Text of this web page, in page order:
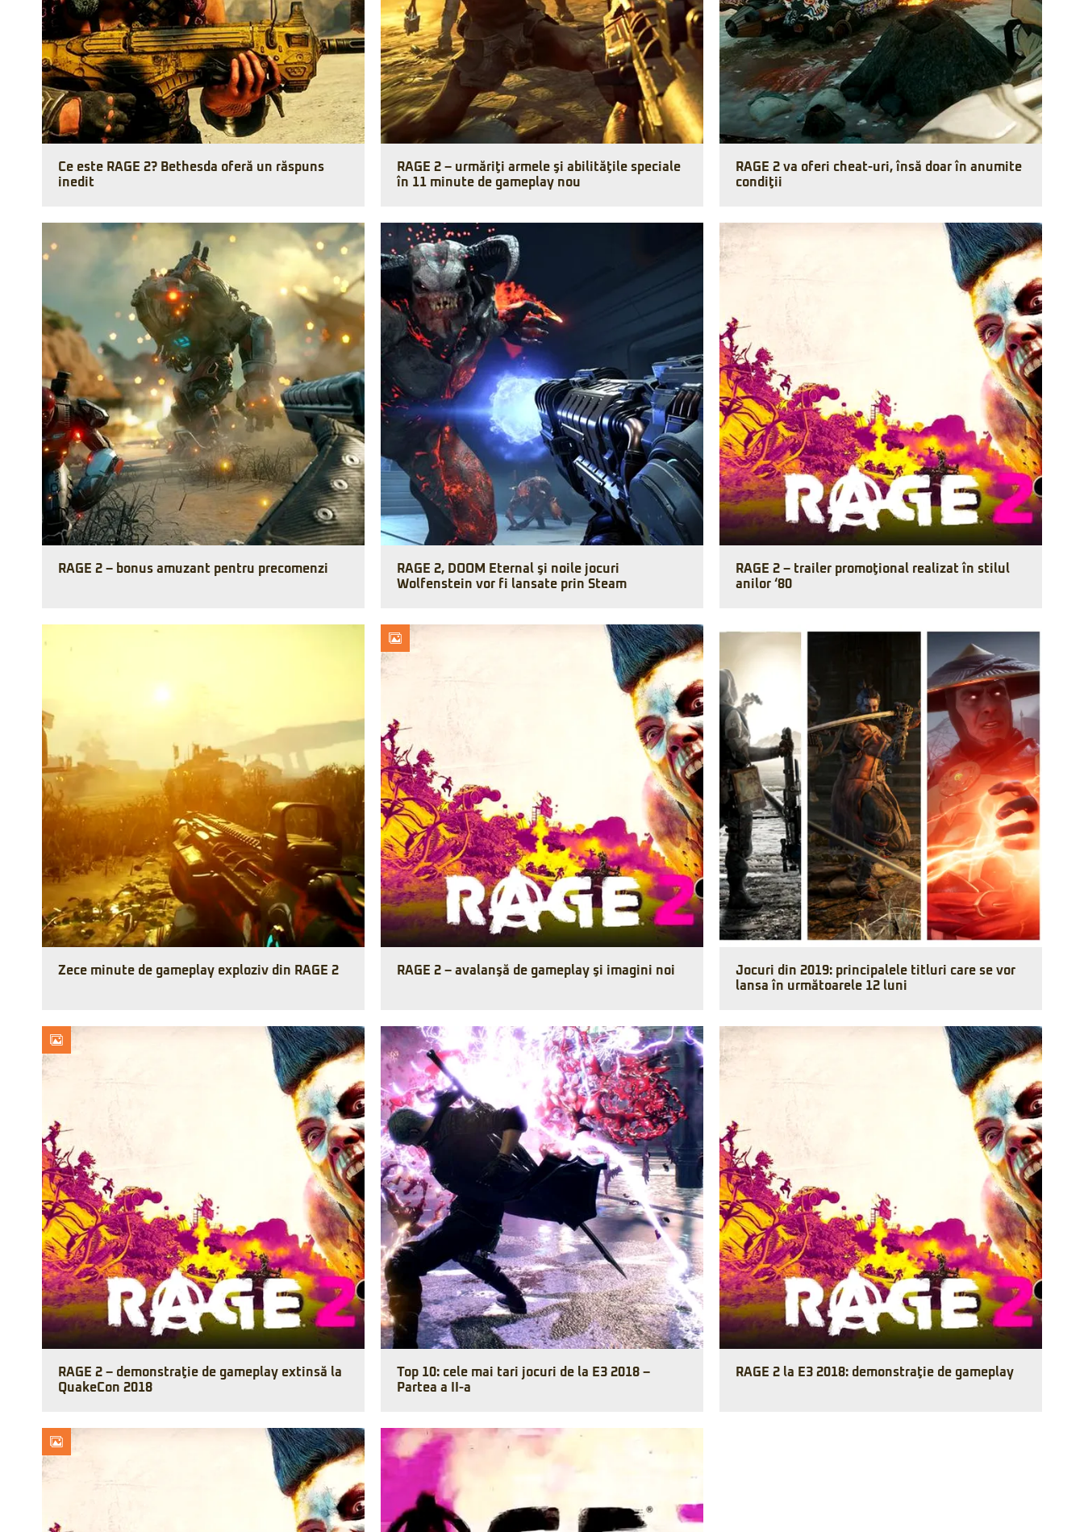
Ce este RAGE 2? Bethesda oferă un răspuns
inedit
RAGE 2 – urmăriţi armele şi abilităţile speciale
în 11 minute de gameplay nou
RAGE 2 va oferi cheat-uri, însă doar în anumite
condiţii
RAGE 2 – bonus amuzant pentru precomenzi
RAGE 2, DOOM Eternal şi noile jocuri
Wolfenstein vor fi lansate prin Steam
RAGE 2 – trailer promoţional realizat în stilul
anilor ‘80
Zece minute de gameplay exploziv din RAGE 2 RAGE 2 – avalanşă de gameplay şi imagini noi
Jocuri din 2019: principalele titluri care se vor
lansa în următoarele 12 luni
RAGE 2 – demonstraţie de gameplay extinsă la
QuakeCon 2018
Top 10: cele mai tari jocuri de la E3 2018 –
Partea a II-a
RAGE 2 la E3 2018: demonstraţie de gameplay